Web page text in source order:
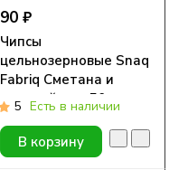
90 ₽
Чипсы
цельнозерновые Snaq
Fabriq Сметана и
зеленый лук, 50 гр
5 Есть в наличии
В корзину